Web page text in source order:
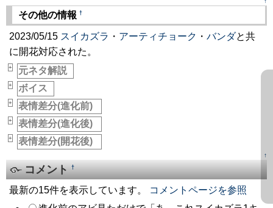
その他の情報 †
2023/05/15 スイカズラ ・ アーティチョーク ・ バンダと共
に開花対応された。
+ 元ネタ解説
+ ボイス
+ 表情差分(進化前)
+ 表情差分(進化後)
+ 表情差分(開花後)
↑
コメント†
最新の15件を表示しています。
コメントページを参照